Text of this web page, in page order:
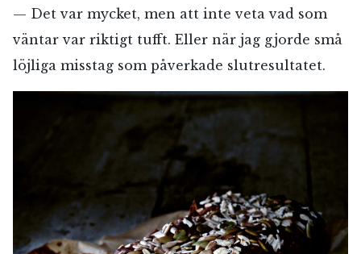
— Det var mycket, men att inte veta vad som
väntar var riktigt tufft. Eller när jag gjorde små
löjliga misstag som påverkade slutresultatet.